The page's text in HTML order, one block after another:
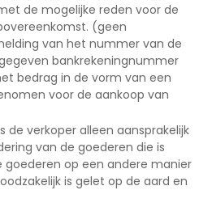
de mogelijke reden voor de
(geen
van het nummer van de
bankrekeningnummer
bedrag in de vorm van een
voor de aankoop van
de verkoper alleen aansprakelijk
van de goederen die is
op een andere manier
is gelet op de aard en